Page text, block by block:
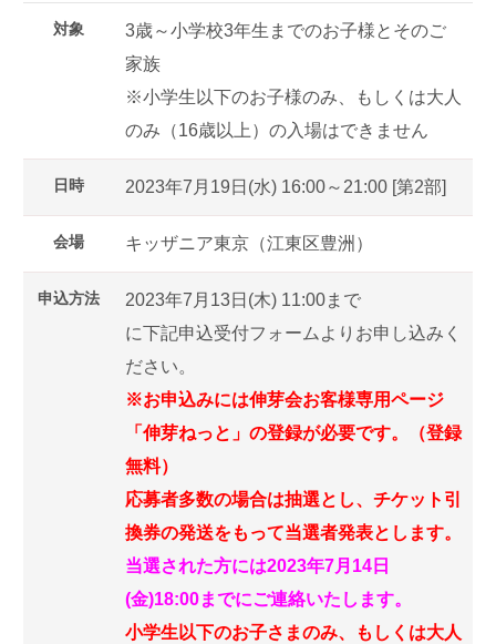
対象
3歳～小学校3年生までのお子様とそのご
家族
※小学生以下のお子様のみ、もしくは大人
のみ（16歳以上）の入場はできません
日時 2023年7月19日(水) 16:00～21:00 [第2部]
会場 キッザニア東京（江東区豊洲）
申込方法
2023年7月13日(木) 11:00まで
に下記申込受付フォームよりお申し込みく
ださい。
※お申込みには伸芽会お客様専用ページ
「伸芽ねっと」の登録が必要です。（登録
無料）
応募者多数の場合は抽選とし、チケット引
換券の発送をもって当選者発表とします。
当選された方には2023年7月14日
(金)18:00までにご連絡いたします。
小学生以下のお子さまのみ、もしくは大人